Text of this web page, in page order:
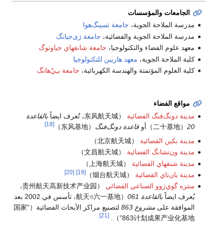
الجامعات والمؤسسات
مدرسة الملاحة الجوية، جامعة تسينگ‌هوا
مدرسة الملاحة الجوية والفضائية، جامعة ژى‌جيانگ
معهد علوم الفضاء والتكنولوجيا، جامعة شانغهاي جياوتوگ
كلية الملاحة الجوية، معهد هاربين للتكنولوجيا
كلية العلوم المؤتمتة والهندسة الكهربائية، جامعة بـِيْ‌هانگ
مواقع الفضاء
مدينة دونگ‌فنگ الفضائية （东风航天城، تُعرف ايضاً
بالقاعدة
20 （二十基地）أو قاعدة دونگ‌فنگ （东风基地）
[18]
مدينة بكين الفضائية （北京航天城）
مدينة ون‌تشانگ الفضائية （文昌航天城）
مدينة شنغهاي الفضائية （上海航天城）
مدينة يان‌تاي الفضائية （烟台航天城）
[19]
[20]
منتزه گوي‌ژوو الصناعي الفضائي
（贵州航天高新技术产业园،
يُعرف ايضاًبالقاعدة 061
（航天○六一基地، تأسس في 2002 بعد
الموافقة علىمشروع 863
لتصنيع مراكز الأبحاث الفضائية（“国家
863计划成果产业化基地”）.
[21]